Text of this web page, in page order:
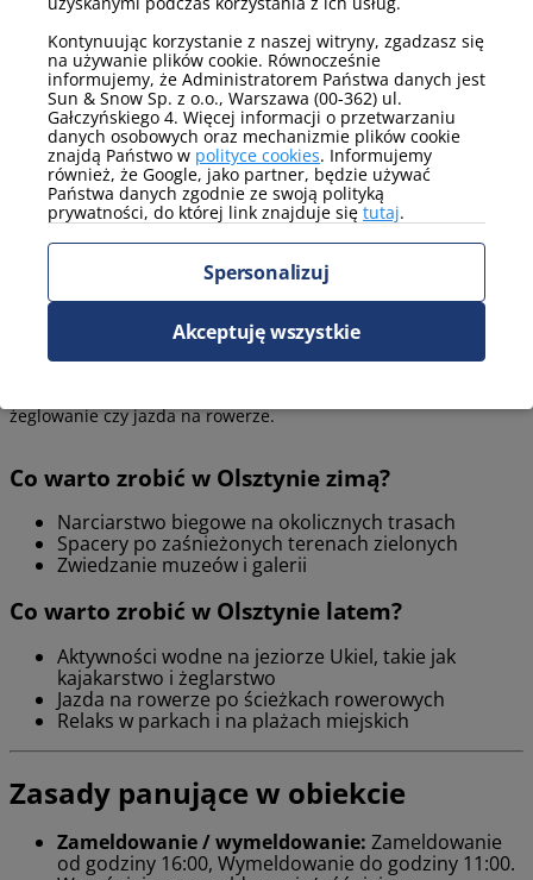
rejonu jeziora Ukiel. Z centrum Olsztyna kursują autobusy, które
zatrzymują się w pobliżu obiektu. Dla podróżujących
samochodem dostępne są lokalne drogi z wygodnym dojazdem
od głównych tras. Wskazówka: jadąc od centrum, należy
kierować się w stronę jeziora Ukiel i następnie na ulicę
Kapitańską.
Sezonowe atrakcje w Nad zatoką
Olsztyn oferuje wiele atrakcji dostosowanych do różnych pór
roku. W zimie można korzystać z okolicznych tras do narciarstwa
biegowego i spacerów po zaśnieżonych terenach. Latem
żeglowanie czy jazda na rowerze.
Co warto zrobić w Olsztynie zimą?
Narciarstwo biegowe na okolicznych trasach
Spacery po zaśnieżonych terenach zielonych
Zwiedzanie muzeów i galerii
Co warto zrobić w Olsztynie latem?
Aktywności wodne na jeziorze Ukiel, takie jak
kajakarstwo i żeglarstwo
Jazda na rowerze po ścieżkach rowerowych
Relaks w parkach i na plażach miejskich
Zasady panujące w obiekcie
Zameldowanie / wymeldowanie: Zameldowanie
od godziny 16:00, Wymeldowanie do godziny 11:00.
Kontynuując korzystanie z naszej witryny, zgadzasz się
na używanie plików cookie. Równocześnie
informujemy, że Administratorem Państwa danych jest
Sun & Snow Sp. z o.o., Warszawa (00-362) ul.
Gałczyńskiego 4. Więcej informacji o przetwarzaniu
danych osobowych oraz mechanizmie plików cookie
znajdą Państwo w polityce cookies. Informujemy
również, że Google, jako partner, będzie używać
Państwa danych zgodnie ze swoją polityką
prywatności, do której link znajduje się tutaj.
Spersonalizuj
Akceptuję wszystkie